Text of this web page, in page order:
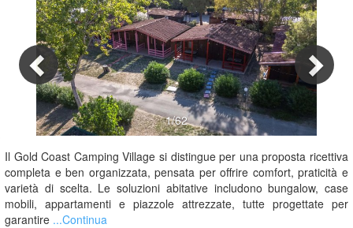
1/62
Il Gold Coast Camping Village si distingue per una proposta ricettiva
completa e ben organizzata, pensata per offrire comfort, praticità e
varietà di scelta. Le soluzioni abitative includono bungalow, case
mobili, appartamenti e piazzole attrezzate, tutte progettate per
garantire ...Continua